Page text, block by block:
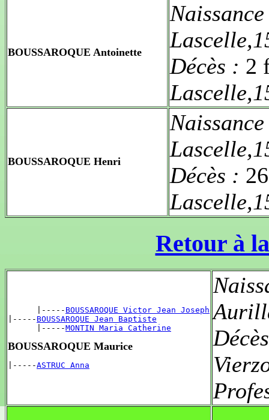
BOUSSAROQUE Antoinette
Décès : 2
BOUSSAROQUE Henri
Décès :
Retour à
      |-----
BOUSSAROQUE Victor Jean Joseph
|----- BOUSSAROQUE Jean Baptiste
      |-----
MONTIN Maria Catherine
BOUSSAROQUE Maurice
|-----ASTRUC Anna